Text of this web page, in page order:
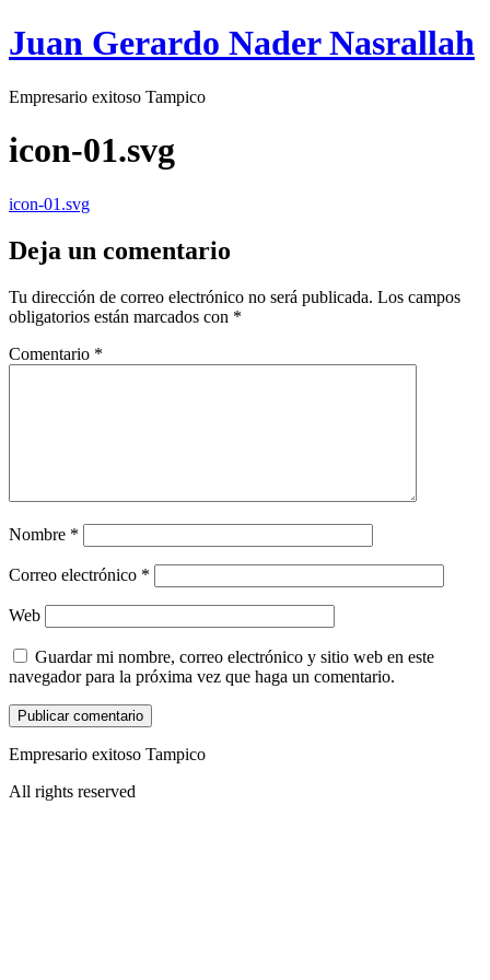
Juan Gerardo Nader Nasrallah
Empresario exitoso Tampico
icon-01.svg
icon-01.svg
Deja un comentario
Tu dirección de correo electrónico no será publicada. Los campos
obligatorios están marcados con *
Comentario *
Nombre *
Correo electrónico *
Web
Guardar mi nombre, correo electrónico y sitio web en este
navegador para la próxima vez que haga un comentario.
Empresario exitoso Tampico
All rights reserved